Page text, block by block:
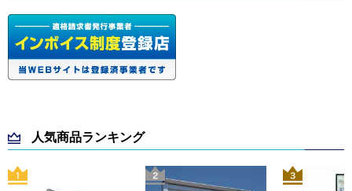
人気商品ランキング